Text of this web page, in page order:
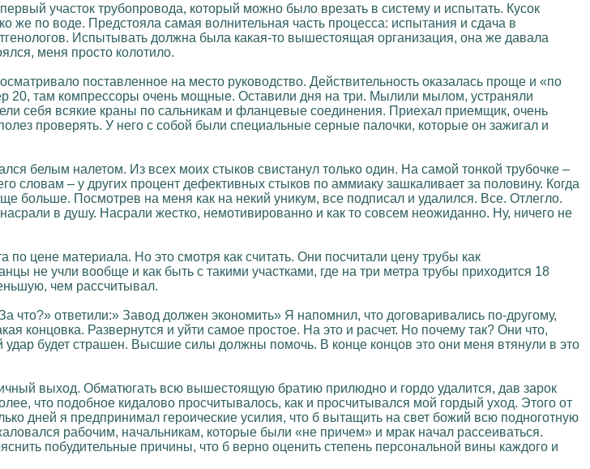
участок трубопровода, который можно было врезать в систему и испытать. Кусок
же по воде. Предстояла самая волнительная часть процесса: испытания и сдача в
Испытывать должна была какая-то вышестоящая организация, она же давала
меня просто колотило.
поставленное на место руководство. Действительность оказалась проще и «по
20, там компрессоры очень мощные. Оставили дня на три. Мылили мылом, устраняли
себя всякие краны по сальникам и фланцевые соединения. Приехал приемщик, очень
проверять. У него с собой были специальные серные палочки, которые он зажигал и
белым налетом. Из всех моих стыков свистанул только один. На самой тонкой трубочке –
словам – у других процент дефективных стыков по аммиаку зашкаливает за половину. Когда
больше. Посмотрев на меня как на некий уникум, все подписал и удалился. Все. Отлегло.
в душу. Насрали жестко, немотивированно и как то совсем неожиданно. Ну, ничего не
цене материала. Но это смотря как считать. Они посчитали цену трубы как
не учли вообще и как быть с такими участками, где на три метра трубы приходится 18
чем рассчитывал.
ответили:» Завод должен экономить» Я напомнил, что договаривались по-другому,
концовка. Развернутся и уйти самое простое. На это и расчет. Но почему так? Они что,
будет страшен. Высшие силы должны помочь. В конце концов это они меня втянули в это
выход. Обматюгать всю вышестоящую братию прилюдно и гордо удалится, дав зарок
что подобное кидалово просчитывалось, как и просчитывался мой гордый уход. Этого от
дней я предпринимал героические усилия, что б вытащить на свет божий всю подноготную
рабочим, начальникам, которые были «не причем» и мрак начал рассеиваться.
побудительные причины, что б верно оценить степень персональной вины каждого и